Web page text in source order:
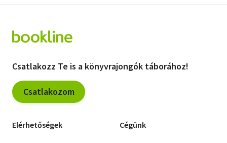
Csatlakozz Te is a könyvrajongók táborához!
Csatlakozom
Elérhetőségek Cégünk